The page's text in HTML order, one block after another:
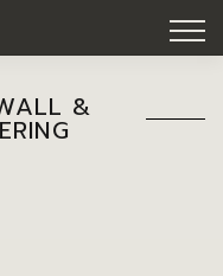
&